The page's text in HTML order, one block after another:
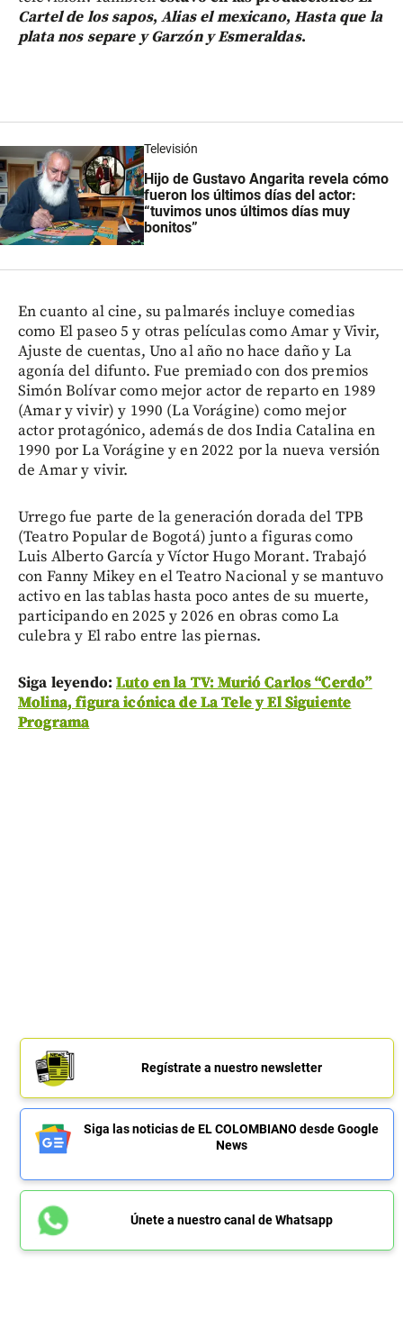
Cartel de los sapos,Alias el mexicano,Hasta que la
plata nos separe y Garzón y Esmeraldas.
Televisión
Hijo de Gustavo Angarita revela cómo
fueron los últimos días del actor:
“tuvimos unos últimos días muy
bonitos”
En cuanto al cine, su palmarés incluye comedias
como El paseo 5 y otras películas como Amar y Vivir,
Ajuste de cuentas, Uno al año no hace daño y La
agonía del difunto. Fue premiado con dos premios
Simón Bolívar como mejor actor de reparto en 1989
(Amar y vivir) y 1990 (La Vorágine) como mejor
actor protagónico, además de dos India Catalina en
1990 por La Vorágine y en 2022 por la nueva versión
de Amar y vivir.
Urrego fue parte de la generación dorada del TPB
(Teatro Popular de Bogotá) junto a figuras como
Luis Alberto García y Víctor Hugo Morant. Trabajó
con Fanny Mikey en el Teatro Nacional y se mantuvo
activo en las tablas hasta poco antes de su muerte,
participando en 2025 y 2026 en obras como La
culebra y El rabo entre las piernas.
Siga leyendo:Luto en la TV: Murió Carlos “Cerdo”
Molina, figura icónica de La Tele y El Siguiente
Programa
Regístrate a nuestro newsletter
Siga las noticias de EL COLOMBIANO desde Google
News
Únete a nuestro canal de Whatsapp